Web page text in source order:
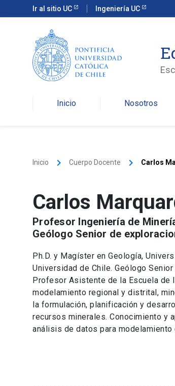
Ir al sitio UC Ingeniería UC
Inicio Nosotros
Inicio keyboard_arrow_right Cuerpo Docente keyboard_arrow_right Carlos
Carlos
Profesor Ingeniería de
Geólogo Senior de
Ph.D. y Magíster en Geología,
Universidad de Chile. Geólogo
Profesor Asistente de la Escuela de
modelamiento regional y distrital,
la formulación, planificación y
recursos minerales. Conocimiento y
análisis de datos para modelamiento